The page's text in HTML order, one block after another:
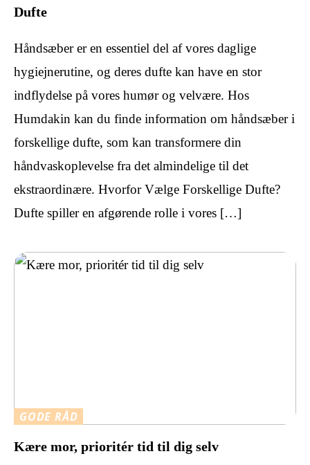
Dufte
Håndsæber er en essentiel del af vores daglige
hygiejnerutine, og deres dufte kan have en stor
indflydelse på vores humør og velvære. Hos
Humdakin kan du finde information om håndsæber i
forskellige dufte, som kan transformere din
håndvaskoplevelse fra det almindelige til det
ekstraordinære. Hvorfor Vælge Forskellige Dufte?
Dufte spiller en afgørende rolle i vores […]
GODE RÅD
Kære mor, prioritér tid til dig selv